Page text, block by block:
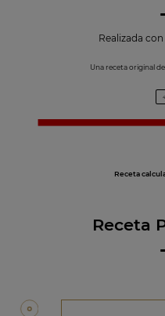
Realizada con
Una receta original
Receta
Receta